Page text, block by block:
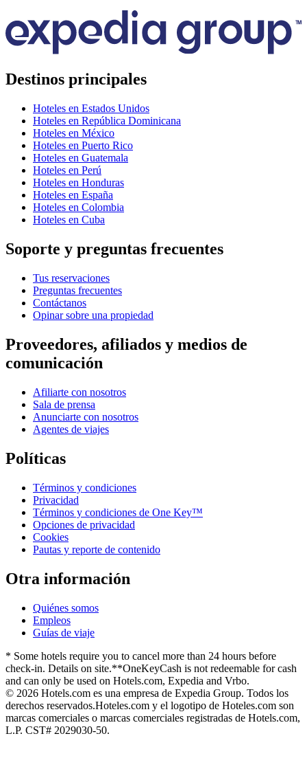
Destinos principales
Hoteles en Estados Unidos
Hoteles en República Dominicana
Hoteles en México
Hoteles en Puerto Rico
Hoteles en Guatemala
Hoteles en Perú
Hoteles en Honduras
Hoteles en España
Hoteles en Colombia
Hoteles en Cuba
Soporte y preguntas frecuentes
Tus reservaciones
Preguntas frecuentes
Contáctanos
Opinar sobre una propiedad
Proveedores, afiliados y medios de
comunicación
Afiliarte con nosotros
Sala de prensa
Anunciarte con nosotros
Agentes de viajes
Políticas
Términos y condiciones
Privacidad
Términos y condiciones de One Key™
Opciones de privacidad
Cookies
Pautas y reporte de contenido
Otra información
Quiénes somos
Empleos
Guías de viaje
* Some hotels require you to cancel more than 24 hours before
check-in. Details on site.**OneKeyCash is not redeemable for cash
and can only be used on Hotels.com, Expedia and Vrbo.
© 2026 Hotels.com es una empresa de Expedia Group. Todos los
derechos reservados.Hoteles.com y el logotipo de Hoteles.com son
marcas comerciales o marcas comerciales registradas de Hotels.com,
L.P. CST# 2029030-50.